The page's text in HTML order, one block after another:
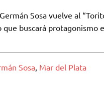
Sosa vuelve al
buscará protagonismo
Sosa, Mar del Plata